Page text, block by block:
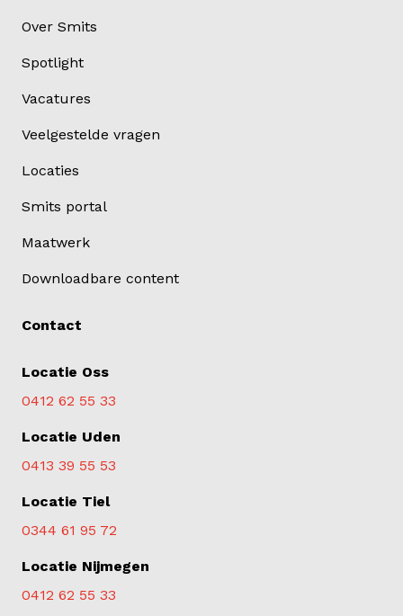
Over Smits
Spotlight
Vacatures
Veelgestelde vragen
Locaties
Smits portal
Maatwerk
Downloadbare content
Contact
Locatie Oss
0412 62 55 33
Locatie Uden
0413 39 55 53
Locatie Tiel
0344 61 95 72
Locatie Nijmegen
0412 62 55 33